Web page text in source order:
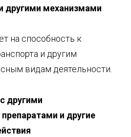
другими механизмами
на способность к
и другим
видам деятельности.
другими
и другие